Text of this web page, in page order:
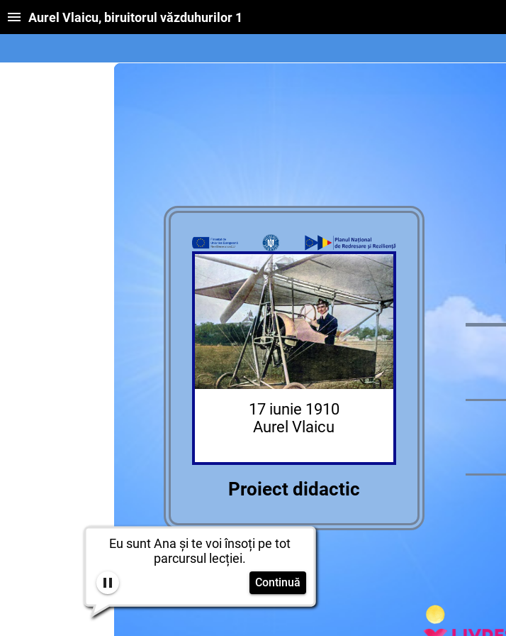
Eu sunt Ana și te voi însoți pe tot
parcursul lecției.
Continuă
Aurel Vlaicu, biruitorul văzduhurilor 1
17 iunie 1910
Aurel Vlaicu
Proiect didactic